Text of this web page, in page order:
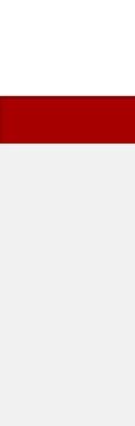
Bilinmesi